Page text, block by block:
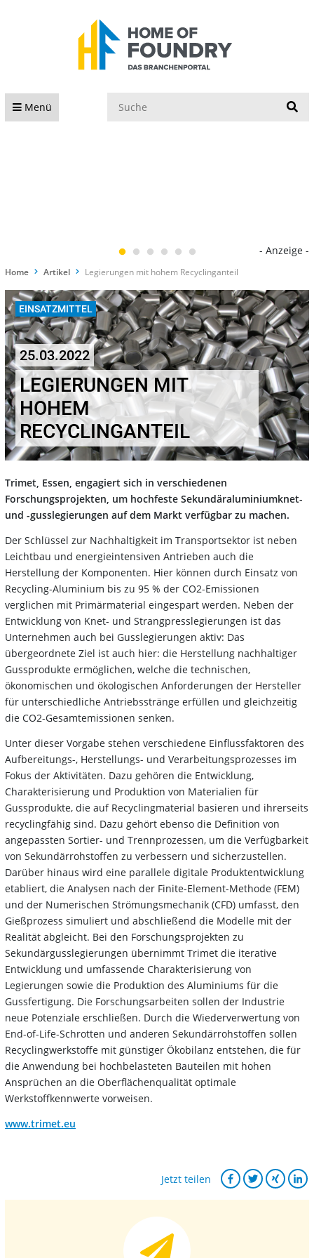
Menü
- Anzeige -
Home Artikel Legierungen mit hohem Recyclinganteil
EINSATZMITTEL
25.03.2022
LEGIERUNGEN MIT
HOHEM
RECYCLINGANTEIL
Trimet, Essen, engagiert sich in verschiedenen
Forschungsprojekten, um hochfeste Sekundäraluminiumknet-
und -gusslegierungen auf dem Markt verfügbar zu machen.
Der Schlüssel zur Nachhaltigkeit im Transportsektor ist neben
Leichtbau und energieintensiven Antrieben auch die
Herstellung der Komponenten. Hier können durch Einsatz von
Recycling-Aluminium bis zu 95 % der CO2-Emissionen
verglichen mit Primärmaterial eingespart werden. Neben der
Entwicklung von Knet- und Strangpresslegierungen ist das
Unternehmen auch bei Gusslegierungen aktiv: Das
übergeordnete Ziel ist auch hier: die Herstellung nachhaltiger
Gussprodukte ermöglichen, welche die technischen,
ökonomischen und ökologischen Anforderungen der Hersteller
für unterschiedliche Antriebsstränge erfüllen und gleichzeitig
die CO2-Gesamtemissionen senken.
Unter dieser Vorgabe stehen verschiedene Einflussfaktoren des
Aufbereitungs-, Herstellungs- und Verarbeitungsprozesses im
Fokus der Aktivitäten. Dazu gehören die Entwicklung,
Charakterisierung und Produktion von Materialien für
Gussprodukte, die auf Recyclingmaterial basieren und ihrerseits
recyclingfähig sind. Dazu gehört ebenso die Definition von
angepassten Sortier- und Trennprozessen, um die Verfügbarkeit
von Sekundärrohstoffen zu verbessern und sicherzustellen.
Darüber hinaus wird eine parallele digitale Produktentwicklung
etabliert, die Analysen nach der Finite-Element-Methode (FEM)
und der Numerischen Strömungsmechanik (CFD) umfasst, den
Gießprozess simuliert und abschließend die Modelle mit der
Realität abgleicht. Bei den Forschungsprojekten zu
Sekundärgusslegierungen übernimmt Trimet die iterative
Entwicklung und umfassende Charakterisierung von
Legierungen sowie die Produktion des Aluminiums für die
Gussfertigung. Die Forschungsarbeiten sollen der Industrie
neue Potenziale erschließen. Durch die Wiederverwertung von
End-of-Life-Schrotten und anderen Sekundärrohstoffen sollen
Recyclingwerkstoffe mit günstiger Ökobilanz entstehen, die für
die Anwendung bei hochbelasteten Bauteilen mit hohen
Ansprüchen an die Oberflächenqualität optimale
Werkstoffkennwerte vorweisen.
www.trimet.eu
Jetzt teilen